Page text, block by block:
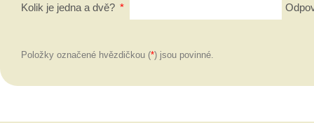
Kolik je jedna a dvě? *
Položky označené hvězdičkou (*) jsou povinné.